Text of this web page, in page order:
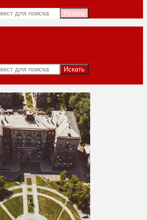
Искать
Искать